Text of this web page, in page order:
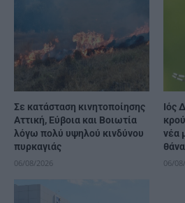
Σε κατάσταση κινητοποίησης
Αττική, Εύβοια και Βοιωτία
λόγω πολύ υψηλού κινδύνου
πυρκαγιάς
06/08/2026
Ιός
νέα
06/